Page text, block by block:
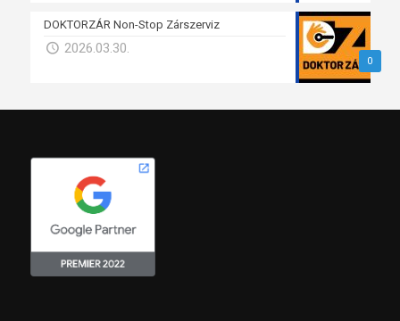
0
DOKTORZÁR Non-Stop Zárszerviz
2026.03.30.